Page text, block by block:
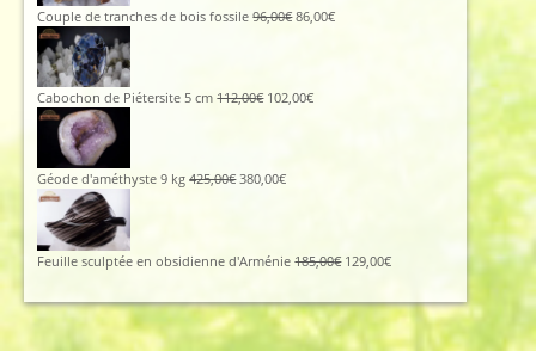
Couple de tranches de bois fossile 96,00€Le
96,00€.
86,00€Le
Cabochon de Piétersite 5 cm 112,00€ Le
112,00€.
102,00€Le
Géode d'améthyste 9 kg 425,00€ Le
425,00€.
380,00€Le
380,00€.
Feuille sculptée en obsidienne d'Arménie 185,00€ Le
initial
était :
185,00€.
129,00€Le
actuel
est :
129,00€.